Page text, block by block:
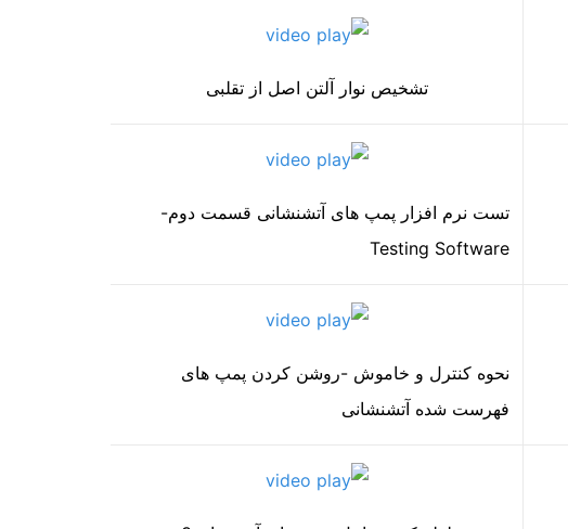
تشخیص نوار آلتن اصل از تقلبی
تست نرم افزار پمپ های آتشنشانی قسمت دوم-
Testing Software
نحوه کنترل و خاموش -روشن کردن پمپ های
فهرست شده آتشنشانی